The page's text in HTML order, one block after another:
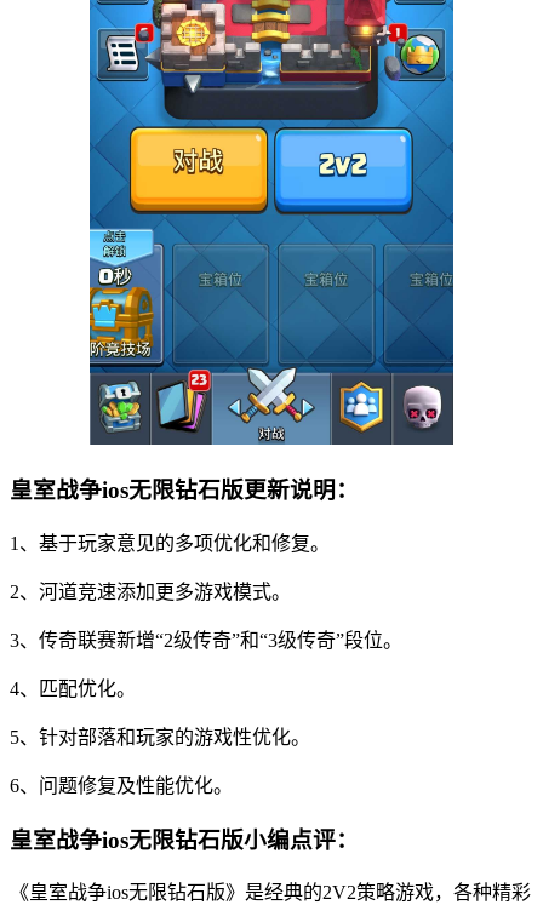
皇室战争ios无限钻石版更新说明：
1、基于玩家意见的多项优化和修复。
2、河道竞速添加更多游戏模式。
3、传奇联赛新增“2级传奇”和“3级传奇”段位。
4、匹配优化。
5、针对部落和玩家的游戏性优化。
6、问题修复及性能优化。
皇室战争ios无限钻石版小编点评：
《皇室战争ios无限钻石版》是经典的2V2策略游戏，各种精彩